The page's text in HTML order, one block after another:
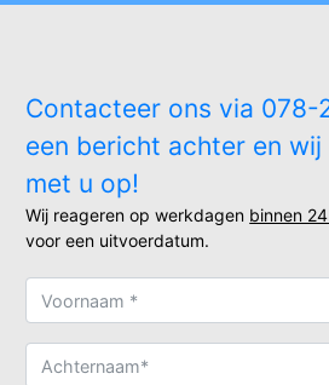
Contacteer ons via 078-
een bericht achter en
met u op!
Wij reageren op werkdagen binnen
voor een uitvoerdatum.